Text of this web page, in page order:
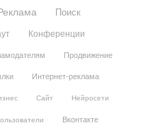
Поиск
Конференции
Продвижение
Интернет-реклама
Сайт Нейросети
Вконтакте